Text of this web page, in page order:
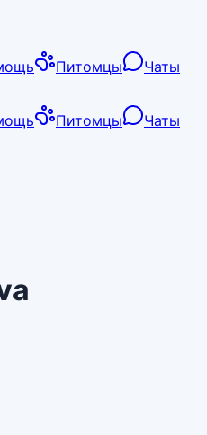
Питомцы
Чаты
Питомцы
Чаты